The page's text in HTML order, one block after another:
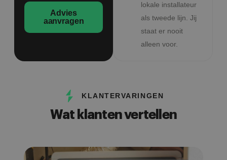
Advies
aanvragen
lokale installateur
als tweede lijn. Jij
staat er nooit
alleen voor.
KLANTERVARINGEN
Wat klanten vertellen